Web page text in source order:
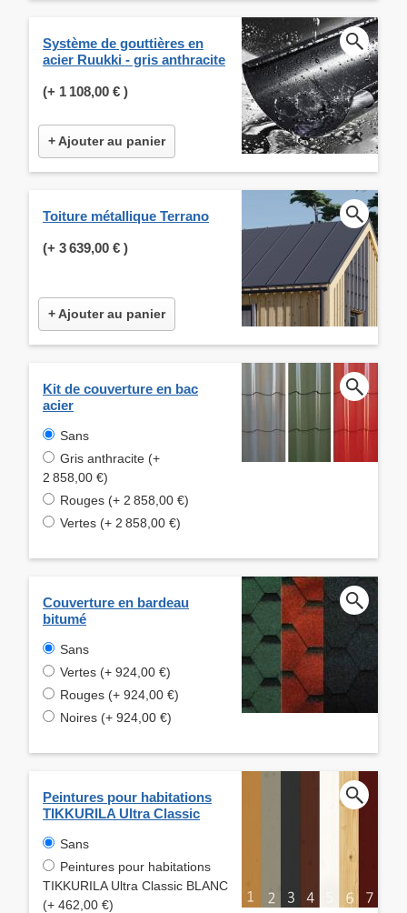
Système de gouttières en
acier Ruukki - gris anthracite
(+ 1 108,00 € )
+ Ajouter au panier
Toiture métallique Terrano
(+ 3 639,00 € )
+ Ajouter au panier
Kit de couverture en bac
acier
Sans
Gris anthracite (+
2 858,00 €)
Rouges (+ 2 858,00 €)
Vertes (+ 2 858,00 €)
Couverture en bardeau
bitumé
Sans
Vertes (+ 924,00 €)
Rouges (+ 924,00 €)
Noires (+ 924,00 €)
Peintures pour habitations
TIKKURILA Ultra Classic
Sans
Peintures pour habitations
TIKKURILA Ultra Classic BLANC
(+ 462,00 €)